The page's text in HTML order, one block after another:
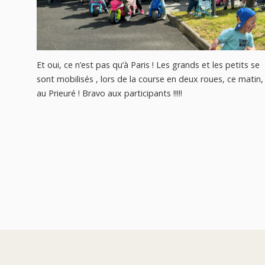
Et oui, ce n’est pas qu’à Paris ! Les grands et les petits se
sont mobilisés , lors de la course en deux roues, ce matin,
au Prieuré ! Bravo aux participants !!!!!